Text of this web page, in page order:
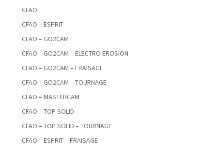
CFAO
CFAO – ESPRIT
CFAO – GO2CAM
CFAO – GO2CAM – ELECTRO EROSION
CFAO – GO2CAM – FRAISAGE
CFAO – GO2CAM – TOURNAGE
CFAO – MASTERCAM
CFAO – TOP SOLID
CFAO – TOP SOLID – TOURNAGE
CFAO – ESPRIT – FRAISAGE